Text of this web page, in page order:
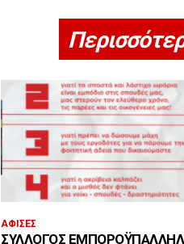
ΑΦΊΣΕΣ
ΣΎΛΛΟΓΟΣ